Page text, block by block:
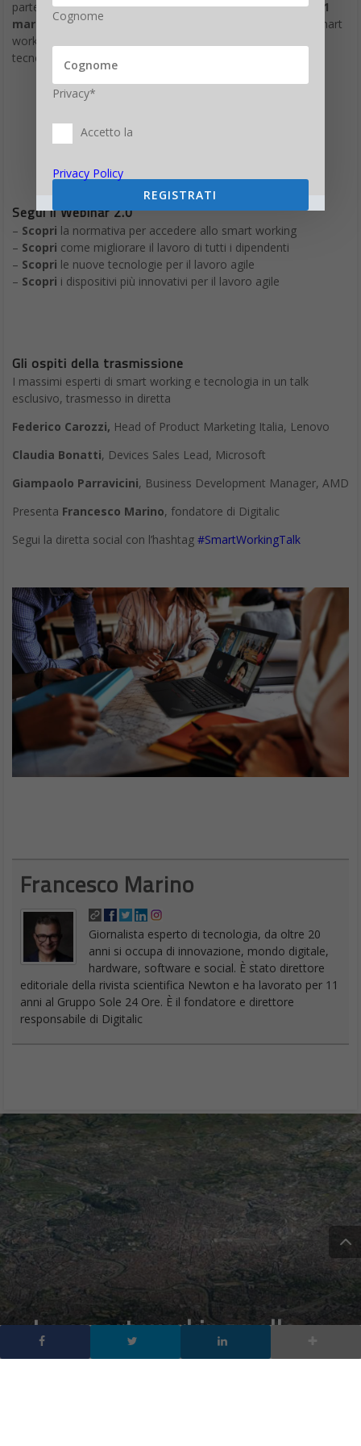
partecipazione di Microsoft e AMD, trasmesso in diretta il
31
marzo alle 15,00
per sapere tutto quello che serve sullo smart
working, sulla trasformazione dei luoghi di lavoro, e sulla a
tecnologia che rende tutto questo possibile.
Il WEBINAR è GRATUITO
Segui il Webinar 2.0
– Scopri la normativa per accedere allo smart working
– Scopri come migliorare il lavoro di tutti i dipendenti
– Scopri le nuove tecnologie per il lavoro agile
– Scopri i dispositivi più innovativi per il lavoro agile
Gli ospiti della trasmissione
I massimi esperti di smart working e tecnologia in un talk
esclusivo, trasmesso in diretta
Federico Carozzi, Head of Product Marketing Italia, Lenovo
Claudia Bonatti, Devices Sales Lead, Microsoft
Giampaolo Parravicini, Business Development Manager, AMD
Presenta Francesco Marino, fondatore di Digitalic
Segui la diretta social con l’hashtag #SmartWorkingTalk
Francesco Marino
Giornalista esperto di tecnologia, da oltre 20
anni si occupa di innovazione, mondo digitale,
hardware, software e social. È stato direttore
editoriale della rivista scientifica Newton e ha lavorato per 11
anni al Gruppo Sole 24 Ore. È il fondatore e direttore
responsabile di Digitalic
Lo smart working nella
PA: l’esperienza agile di
Cognome
Privacy*
Accetto la
Privacy Policy
REGISTRATI